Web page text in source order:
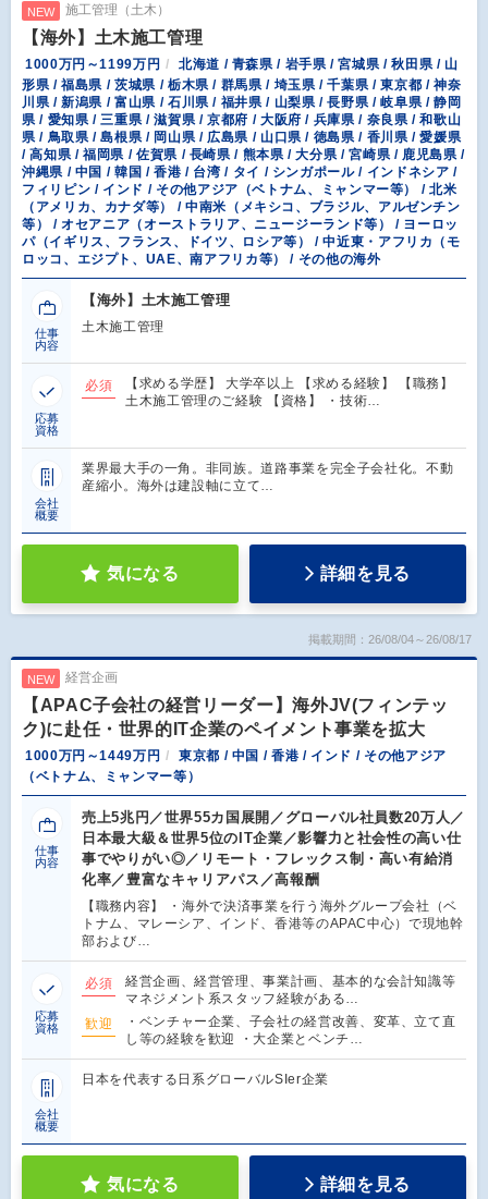
NEW 施工管理（土木）
【海外】土木施工管理
1000万円～1199万円
北海道 / 青森県 / 岩手県 / 宮城県 / 秋田県 / 山
形県 / 福島県 / 茨城県 / 栃木県 / 群馬県 / 埼玉県 / 千葉県 / 東京都 / 神奈
川県 / 新潟県 / 富山県 / 石川県 / 福井県 / 山梨県 / 長野県 / 岐阜県 / 静岡
県 / 愛知県 / 三重県 / 滋賀県 / 京都府 / 大阪府 / 兵庫県 / 奈良県 / 和歌山
県 / 鳥取県 / 島根県 / 岡山県 / 広島県 / 山口県 / 徳島県 / 香川県 / 愛媛県
/ 高知県 / 福岡県 / 佐賀県 / 長崎県 / 熊本県 / 大分県 / 宮崎県 / 鹿児島県 /
沖縄県 / 中国 / 韓国 / 香港 / 台湾 / タイ / シンガポール / インドネシア /
フィリピン / インド / その他アジア（ベトナム、ミャンマー等） / 北米
（アメリカ、カナダ等） / 中南米（メキシコ、ブラジル、アルゼンチン
等） / オセアニア（オーストラリア、ニュージーランド等） / ヨーロッ
パ（イギリス、フランス、ドイツ、ロシア等） / 中近東・アフリカ（モ
ロッコ、エジプト、UAE、南アフリカ等） / その他の海外
仕事
内容
【海外】土木施工管理
土木施工管理
応募
資格
必須
【求める学歴】 大学卒以上 【求める経験】 【職務】
土木施工管理のご経験 【資格】 ・技術…
会社
概要
業界最大手の一角。非同族。道路事業を完全子会社化。不動
産縮小。海外は建設軸に立て…
気になる 詳細を見る
掲載期間：26/08/04～26/08/17
NEW 経営企画
【APAC子会社の経営リーダー】海外JV(フィンテッ
ク)に赴任・世界的IT企業のペイメント事業を拡大
1000万円～1449万円
東京都 / 中国 / 香港 / インド / その他アジア
（ベトナム、ミャンマー等）
仕事
内容
売上5兆円／世界55カ国展開／グローバル社員数20万人／
日本最大級＆世界5位のIT企業／影響力と社会性の高い仕
事でやりがい◎／リモート・フレックス制・高い有給消
化率／豊富なキャリアパス／高報酬
【職務内容】 ・海外で決済事業を行う海外グループ会社（ベ
トナム、マレーシア、インド、香港等のAPAC中心）で現地幹
部および…
応募
資格
必須
経営企画、経営管理、事業計画、基本的な会計知識等
マネジメント系スタッフ経験がある…
歓迎
・ベンチャー企業、子会社の経営改善、変革、立て直
し等の経験を歓迎 ・大企業とベンチ…
会社
概要
日本を代表する日系グローバルSIer企業
気になる 詳細を見る